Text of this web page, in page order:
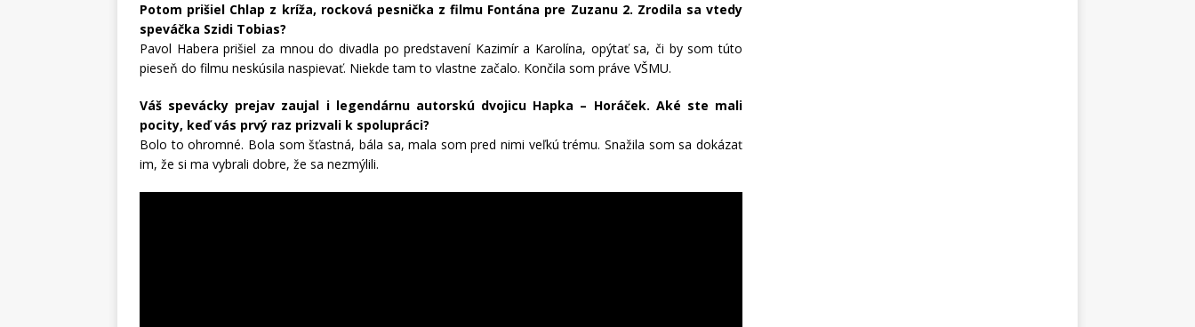
Potom prišiel Chlap z kríža, rocková pesnička z filmu Fontána pre Zuzanu 2. Zrodila sa vtedy
speváčka Szidi Tobias?
Pavol Habera prišiel za mnou do divadla po predstavení Kazimír a Karolína, opýtať sa, či by som túto
pieseň do filmu neskúsila naspievať. Niekde tam to vlastne začalo. Končila som práve VŠMU.
Váš spevácky prejav zaujal i legendárnu autorskú dvojicu Hapka – Horáček. Aké ste mali
pocity, keď vás prvý raz prizvali k spolupráci?
Bolo to ohromné. Bola som šťastná, bála sa, mala som pred nimi veľkú trému. Snažila som sa dokázať
im, že si ma vybrali dobre, že sa nezmýlili.